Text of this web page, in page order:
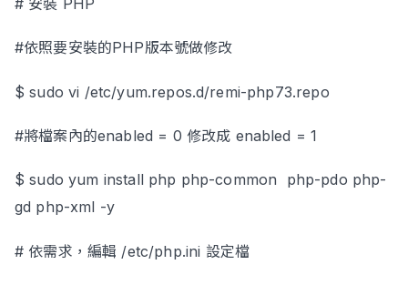
#依照要安裝的PHP版本號做修改
$ sudo vi /etc/yum.repos.d/remi-php73.repo
#將檔案內的enabled = 0 修改成 enabled = 1
$ sudo yum install php php-common php-pdo php-
gd php-xml -y
# 依需求，編輯 /etc/php.ini 設定檔